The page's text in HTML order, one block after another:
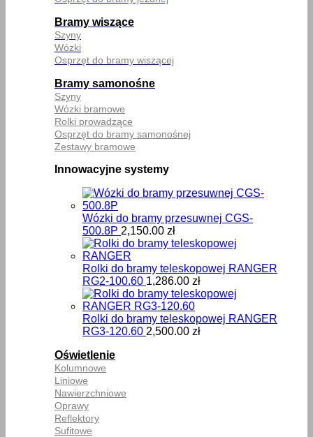
Bramy wiszące
Szyny
Wózki
Osprzęt do bramy wiszącej
Bramy samonośne
Szyny
Wózki bramowe
Rolki prowadzące
Osprzęt do bramy samonośnej
Zestawy bramowe
Innowacyjne systemy
Wózki do bramy przesuwnej CGS-
500.8P 2,150.00 zł
Rolki do bramy teleskopowej RANGER
RG2-100.60 1,286.00 zł
Rolki do bramy teleskopowej RANGER
RG3-120.60 2,500.00 zł
Oświetlenie
Kolumnowe
Liniowe
Nawierzchniowe
Oprawy
Reflektory
Sufitowe